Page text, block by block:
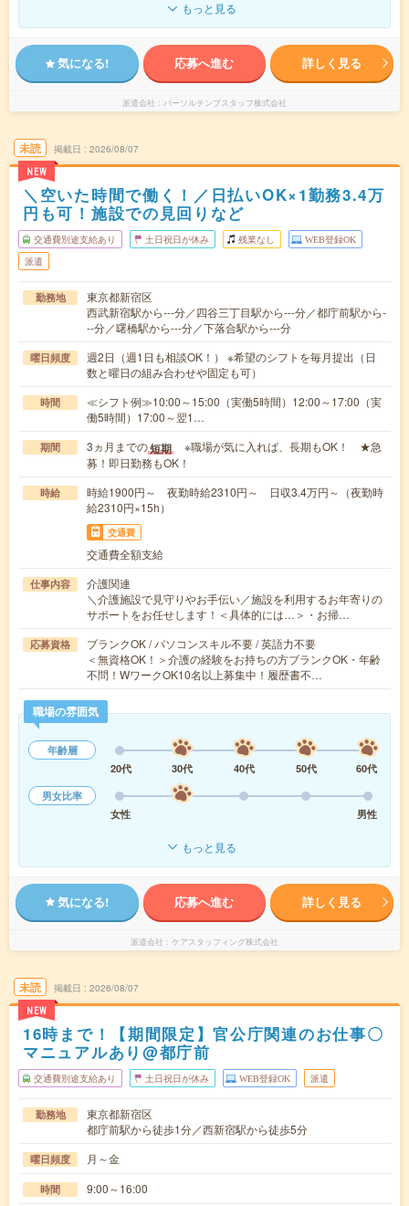
もっと見る
気になる! 応募へ進む 詳しく見る
派遣会社 パーソルテンプスタッフ株式会社
未読
NEW
掲載日 2026/08/07
＼空いた時間で働く！／日払いOK×1勤務3.4万
円も可！施設での見回りなど
交通費別途支給あり 土日祝日が休み 残業なし WEB登録OK
派遣
勤務地
東京都新宿区
西武新宿駅から---分／四谷三丁目駅から---分／都庁前駅から-
--分／曙橋駅から---分／下落合駅から---分
曜日頻度
週2日（週1日も相談OK！） ※希望のシフトを毎月提出（日
数と曜日の組み合わせや固定も可）
時間
≪シフト例≫10:00～15:00（実働5時間）12:00～17:00（実
働5時間）17:00～翌1…
期間 3ヵ月までの短期
※職場が気に入れば、長期もOK！ ★急
募！即日勤務もOK！
時給
時給1900円～ 夜勤時給2310円～ 日収3.4万円～（夜勤時
給2310円×15h）
交通費
交通費全額支給
仕事内容
介護関連
＼介護施設で見守りやお手伝い／施設を利用するお年寄りの
サポートをお任せします！＜具体的には…＞・お掃…
応募資格
ブランクOK / パソコンスキル不要 / 英語力不要
＜無資格OK！＞介護の経験をお持ちの方ブランクOK・年齢
不問！WワークOK10名以上募集中！履歴書不…
職場の雰囲気
年齢層
20代
30代 40代 50代
60代
男女比率
女性
男性
もっと見る
気になる! 応募へ進む 詳しく見る
派遣会社 ケアスタッフィング株式会社
未読
NEW
掲載日 2026/08/07
16時まで！【期間限定】官公庁関連のお仕事〇
マニュアルあり@都庁前
交通費別途支給あり 土日祝日が休み WEB登録OK 派遣
勤務地
東京都新宿区
都庁前駅から徒歩1分／西新宿駅から徒歩5分
曜日頻度 月～金
時間 9:00～16:00